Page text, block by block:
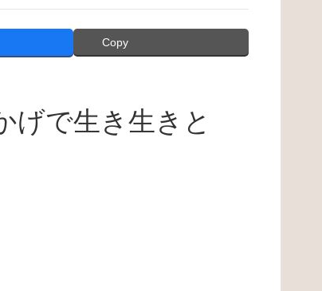
Copy
げで生き生きと